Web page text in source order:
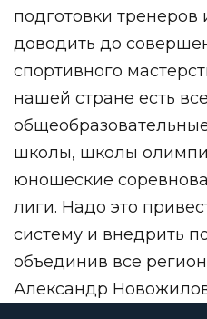
подготовки
доводить до
спортивного
нашей стране есть
школы, школы
юношеские
лиги. Надо это
систему и внедрить
объединив все
Александр